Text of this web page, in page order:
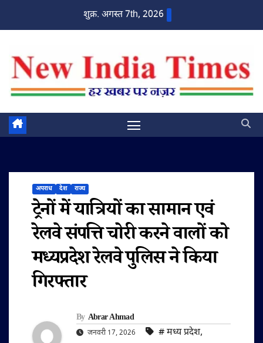
शुक्र. अगस्त 7th, 2026
अपराध देश राज्य
ट्रेनों में यात्रियों का सामान एवं
रेलवे संपत्ति चोरी करने वालों को
मध्यप्रदेश रेलवे पुलिस ने किया
गिरफ्तार
By Abrar Ahmad
जनवरी 17, 2026 #‌ मध्य प्रदेश,